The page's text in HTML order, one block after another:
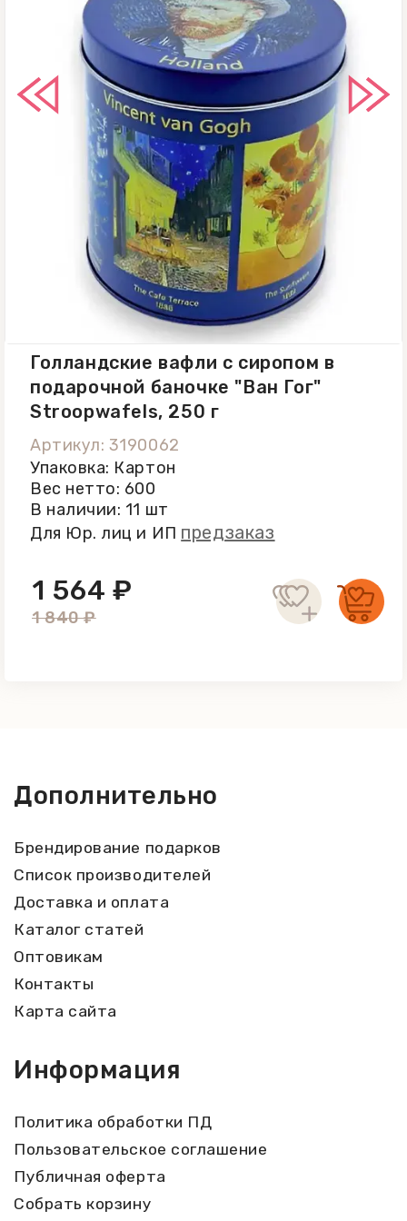
угостить себя и близких.
Голландские вафли с сиропом в
подарочной баночке "Ван Гог"
Stroopwafels, 250 г
Артикул: 3190062
Упаковка: Картон
Вес нетто: 600
В наличии: 11 шт
Для Юр. лиц и ИП предзаказ
1 564 ₽
1 840 ₽
Дополнительно
Брендирование подарков
Список производителей
Доставка и оплата
Каталог статей
Оптовикам
Контакты
Карта сайта
Информация
Политика обработки ПД
Пользовательское соглашение
Публичная оферта
Собрать корзину